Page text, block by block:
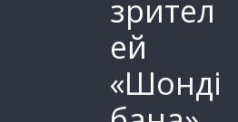
зрител
ей
«Шонді